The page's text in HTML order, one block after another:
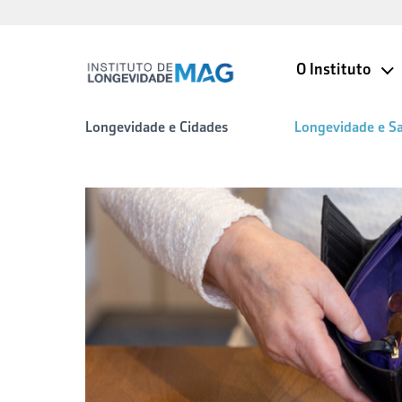
O Instituto
Longevidade e Cidades Longevidade e